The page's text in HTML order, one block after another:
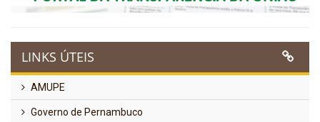
LINKS ÚTEIS
AMUPE
Governo de Pernambuco